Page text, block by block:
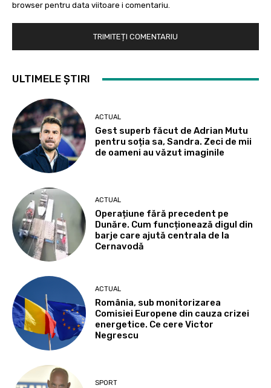
browser pentru data viitoare i comentariu.
ULTIMELE ȘTIRI
ACTUAL
Gest superb făcut de Adrian Mutu
pentru soția sa, Sandra. Zeci de mii
de oameni au văzut imaginile
ACTUAL
Operațiune fără precedent pe
Dunăre. Cum funcționează digul din
barje care ajută centrala de la
Cernavodă
ACTUAL
România, sub monitorizarea
Comisiei Europene din cauza crizei
energetice. Ce cere Victor
Negrescu
SPORT